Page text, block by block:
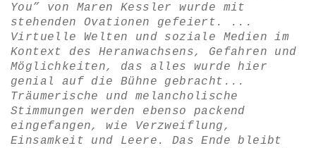
You” von Maren Kessler wurde mit
stehenden Ovationen gefeiert.
...
Virtuelle Welten und soziale Medien im
Kontext des Heranwachsens, Gefahren und
Möglichkeiten, das alles wurde hier
genial auf die Bühne gebracht...
Träumerische und melancholische
Stimmungen werden ebenso packend
eingefangen, wie Verzweiflung,
Einsamkeit und Leere. Das Ende bleibt